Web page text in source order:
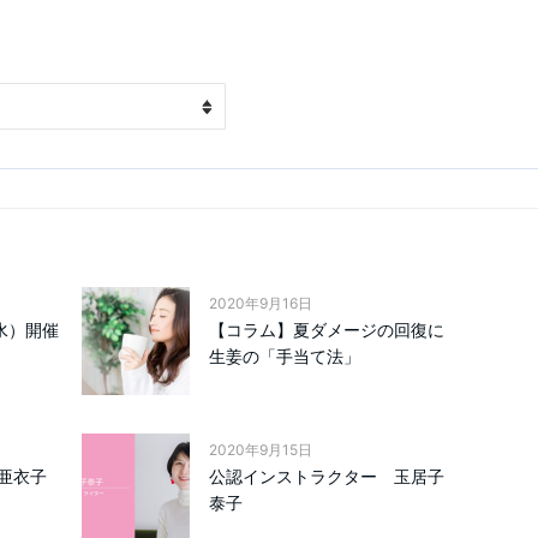
）開催
2020年9月16日
【コラム】夏ダメージの回復に
生姜の「手当て法」
衣子
2020年9月15日
公認インストラクター 玉居子
泰子